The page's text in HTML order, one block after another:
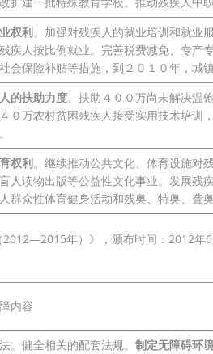
权利。加强对残疾人的就业培训和就业
疾人按比例就业。完善税费减免、专产
会保险补贴等措施，到２０１０年，城
的扶助力度。扶助４００万尚未解决温
０万农村贫困残疾人接受实用技术培训
权利。继续推动公共文化、体育设施对
人读物出版等公益性文化事业。发展残
群众性体育健身活动和残奥、特奥、聋奥
年）》，颁布时间：2012年
内容
。健全相关的配套法规。 制定无障碍环